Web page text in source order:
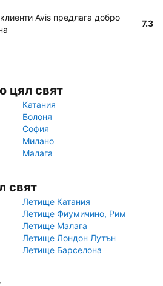
Avis предлага добро
7.3
цял свят
Катания
Болоня
София
Милано
Малага
свят
Летище Катания
Летище Фиумичино, Рим
Летище Малага
Летище Лондон Лутън
Летище Барселона